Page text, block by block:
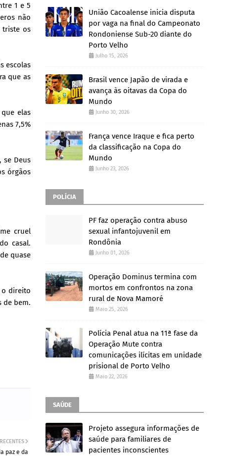
1 e 5
não
triste os
escolas
que as
elas
7,5%
se Deus
órgãos
cruel
casal.
quase
o direito
de bem.
paz e da
União Cacoalense inicia disputa
por vaga na final do Campeonato
Rondoniense Sub-20 diante do
Porto Velho
Julho 15, 2026
Brasil vence Japão de virada e
avança às oitavas da Copa do
Mundo
Junho 30, 2026
França vence Iraque e fica perto
da classificação na Copa do
Mundo
Junho 23, 2026
POLÍCIA
PF faz operação contra abuso
sexual infantojuvenil em
Rondônia
Junho 01, 2026
Operação Dominus termina com
mortos em confrontos na zona
rural de Nova Mamoré
Maio 25, 2026
Polícia Penal atua na 11ª fase da
Operação Mute contra
comunicações ilícitas em unidade
prisional de Porto Velho
Maio 22, 2026
SAÚDE
Projeto assegura informações de
saúde para familiares de
pacientes inconscientes